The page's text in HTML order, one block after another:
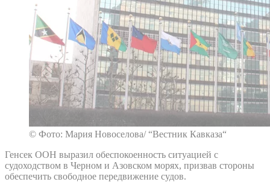
© Фото: Мария Новоселова/ “Вестник Кавказа“
Генсек ООН выразил обеспокоенность ситуацией с
судоходством в Черном и Азовском морях, призвав стороны
обеспечить свободное передвижение судов.